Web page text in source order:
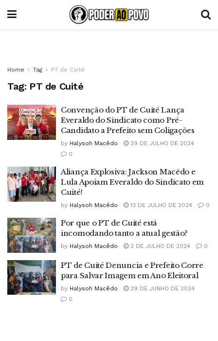
Home Tag PT de Cuité
Tag: PT de Cuité
Convenção do PT de Cuité Lança
Everaldo do Sindicato como Pré-
Candidato a Prefeito sem Coligações
by Halysoh Macêdo
29 DE JULHO DE 2024
0
Aliança Explosiva: Jackson Macêdo e
Lula Apoiam Everaldo do Sindicato em
Cuité!
by Halysoh Macêdo 13 DE JULHO DE 2024 0
Por que o PT de Cuité está
incomodando tanto a atual gestão?
by Halysoh Macêdo 2 DE JULHO DE 2024 0
PT de Cuité Denuncia e Prefeito Corre
para Salvar Imagem em Ano Eleitoral
by Halysoh Macêdo
29 DE JUNHO DE 2024
0